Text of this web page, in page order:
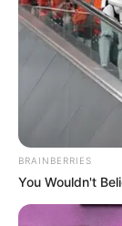
ΡΟΗ ΤΩΝ ΑΡΘΡΩΝ
Ποιος
επιστροφή
εδώ. Πρέπει
άσχετες
BRAINBERRIES
You Wouldn't